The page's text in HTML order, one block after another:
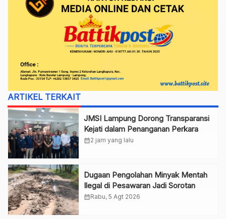
ARTIKEL TERKAIT
JMSI Lampung Dorong Transparansi
Kejati dalam Penanganan Perkara
calendar_month2 jam yang lalu
Dugaan Pengolahan Minyak Mentah
Ilegal di Pesawaran Jadi Sorotan
calendar_monthRabu, 5 Agt 2026